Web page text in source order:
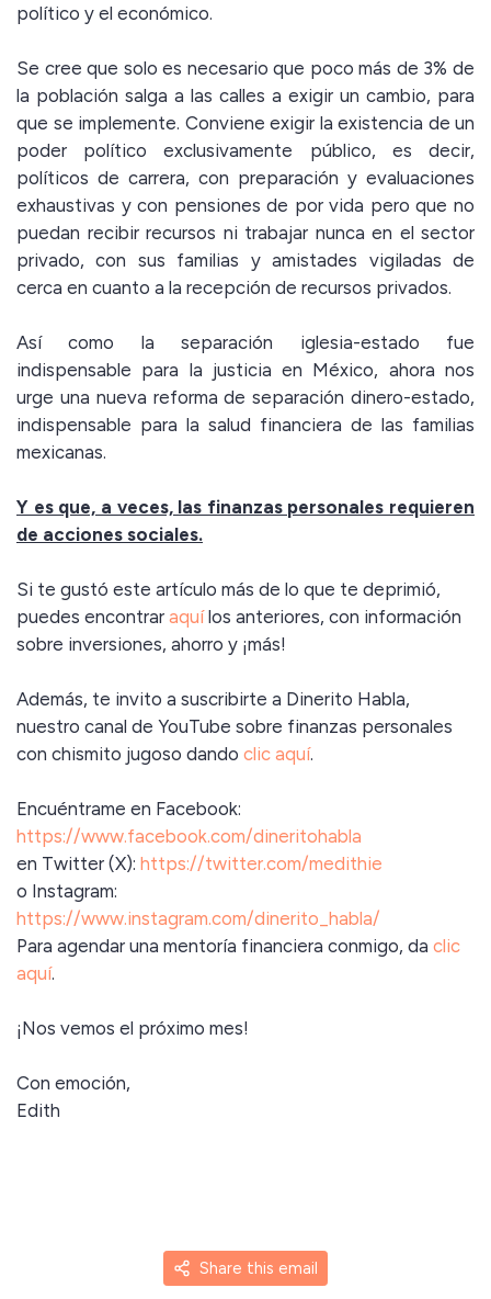
político y el económico.
Se cree que solo es necesario que poco más de 3% de
la población salga a las calles a exigir un cambio, para
que se implemente. Conviene exigir la existencia de un
poder político exclusivamente público, es decir,
políticos de carrera, con preparación y evaluaciones
exhaustivas y con pensiones de por vida pero que no
puedan recibir recursos ni trabajar nunca en el sector
privado, con sus familias y amistades vigiladas de
cerca en cuanto a la recepción de recursos privados.
Así como la separación iglesia-estado fue
indispensable para la justicia en México, ahora nos
urge una nueva reforma de separación dinero-estado,
indispensable para la salud financiera de las familias
mexicanas.
Y es que, a veces, las finanzas personales requieren
de acciones sociales.
Si te gustó este artículo más de lo que te deprimió,
puedes encontrar aquílos anteriores, con información
sobre inversiones, ahorro y ¡más!
Además, te invito a suscribirte a Dinerito Habla,
nuestro canal de YouTube sobre finanzas personales
con chismito jugoso dando clic aquí.
Encuéntrame en Facebook:
https://www.facebook.com/dineritohabla
en Twitter (X): https://twitter.com/medithie
o Instagram:
https://www.instagram.com/dinerito_habla/
Para agendar una mentoría financiera conmigo, da clic
aquí.
¡Nos vemos el próximo mes!
Con emoción,
Edith
Share this email